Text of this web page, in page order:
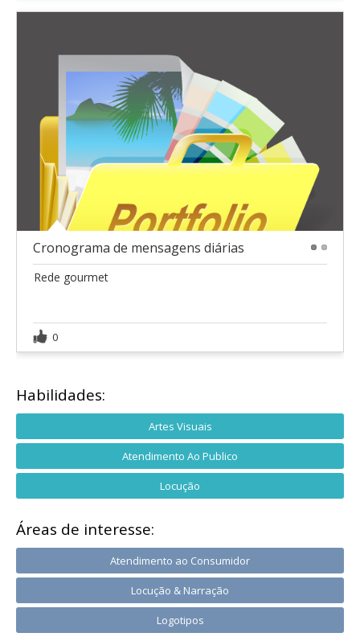
Cronograma de mensagens diárias
Rede gourmet
0
Habilidades:
Artes Visuais
Atendimento Ao Publico
Locução
Áreas de interesse:
Atendimento ao Consumidor
Locução & Narração
Logotipos